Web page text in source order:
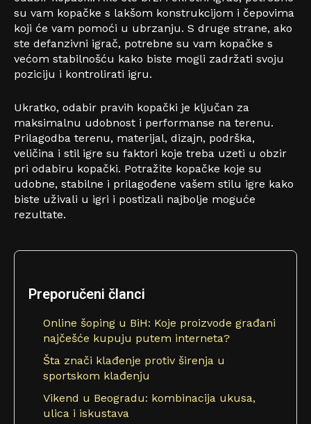
su vam kopačke s lakšom konstrukcijom i čepovima
koji će vam pomoći u ubrzanju. S druge strane, ako
ste defanzivni igrač, potrebne su vam kopačke s
većom stabilnošću kako biste mogli zadržati svoju
poziciju i kontrolirati igru.
Ukratko, odabir pravih kopački je ključan za
maksimalnu udobnost i performanse na terenu.
Prilagodba terenu, materijal, dizajn, podrška,
veličina i stil igre su faktori koje treba uzeti u obzir
pri odabiru kopački. Potražite kopačke koje su
udobne, stabilne i prilagođene vašem stilu igre kako
biste uživali u igri i postizali najbolje moguće
rezultate.
Preporučeni članci
Online šoping u BiH: Koje proizvode građani
najčešće kupuju putem interneta?
Šta znači klađenje protiv širenja u
sportskom klađenju
Vikend u Beogradu: kombinacija ukusa,
ulica i iskustava